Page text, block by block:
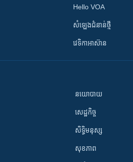
Hello VOA
សំឡេង​ជំនាន់​ថ្មី
វេទិកា​អាស៊ាន
នយោបាយ
សេដ្ឋកិច្ច
សិទ្ធិមនុស្ស
សុខភាព